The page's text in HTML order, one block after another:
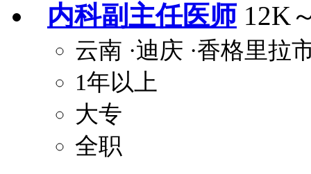
关怀与福利
包住 包吃 住房补贴 餐
定期团建 节日福利
解决户口
员工旅游
内科副主任医师 12K
云南 ·迪庆 ·香格里拉
1年以上
大专
全职